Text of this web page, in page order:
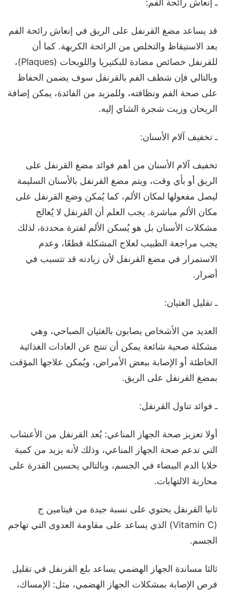
ـ إنعاش رائحة الفم:
قد يساعد مضغ القرنفل على الريق في إنعاش رائحة الفم
بعد الاستيقاظ والتخلص من الرائحة الكريهة. كما أن
للقرنفل خصائص مضادة للبكتيريا واللويحات (Plaques)،
وبالتالي فإن شطف الفم بالقرنفل سوف يضمن الحفاظ
على صحة الفم ونظافته، وللمزيد من الفائدة، يمكن إضافة
الريحان وزيت شجرة الشاي إليه.
ـ تخفيف آلام الأسنان:
تخفيف آلام الأسنان من أهم فوائد مضغ القرنفل على
الريق أو بأي وقت، ويتم مضغ القرنفل بالأسنان السليمة
ليصل مفعولها لمكان الألم، كما يُمكن وضع القرنفل على
مكان الألم مباشرة. يجب العلم أن القرنفل لا يُعالج
مشكلات الأسنان بل هو يُسكن الألم لفترة محددة، لذلك
يجب مراجعة الطبيب لعلاج المشكلة قطعًا، وعدم
الاستمرار في مضغ القرنفل لأن زيادته قد تتسبب في
أضرار.
ـ تقليل الغثيان:
العديد من الأشخاص يصابون بالغثيان الصباحي، وهي
مشكلة صحية شائعة يمكن أن تنتج عن العادات الغذائية
الخاطئة أو الإصابة ببعض الأمراض، ويُمكن علاجها المؤقت
بمضغ القرنفل على الريق.
ـ فوائد تناول القرنفل:
أولا تعزيز صحة الجهاز المناعي: يُعد القرنفل من الأعشاب
التي تدعم صحة الجهاز المناعي، وذلك لأنه يزيد من كمية
خلايا الدم البيضاء في الجسم، وبالتالي يحسين القدرة على
محاربة الالتهابات.
ثانيا القرنفل يحتوي على نسبة جيدة من فيتامين ج
(Vitamin C) الذي يساعد على مقاومة العدوى التي تهاجم
الجسم.
ثالثا مساندة الجهاز الهضمي يساعد بلع القرنفل في تقليل
فرص الإصابة بمشكلات الجهاز الهضمي، مثل: الإمساك،